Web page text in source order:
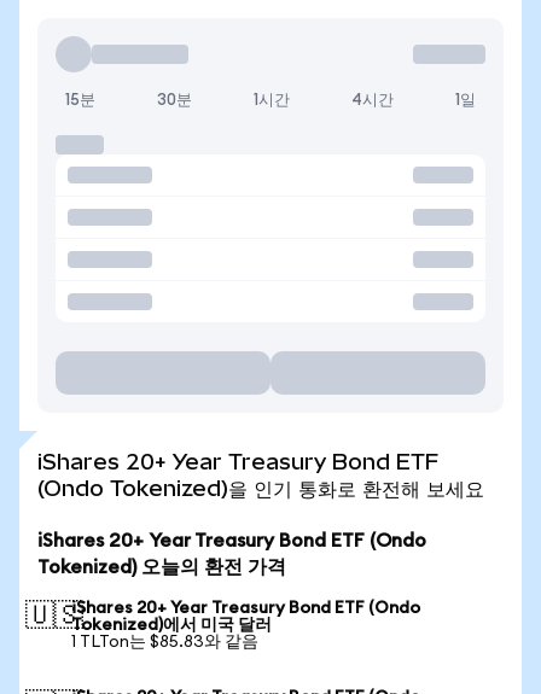
15분 30분 1시간 4시간 1일
iShares 20+ Year Treasury Bond ETF
(Ondo Tokenized)을 인기 통화로 환전해 보세요
iShares 20+ Year Treasury Bond ETF (Ondo
Tokenized) 오늘의 환전 가격
🇺🇸iShares 20+ Year Treasury Bond ETF (Ondo
Tokenized)에서 미국 달러
1 TLTon는 $85.83와 같음